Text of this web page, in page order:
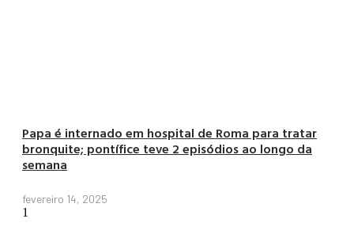
Papa é internado em hospital de Roma para tratar
bronquite; pontífice teve 2 episódios ao longo da
semana
fevereiro 14, 2025